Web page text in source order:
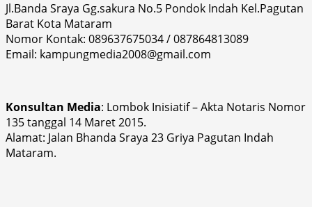
Jl.Banda Sraya Gg.sakura No.5 Pondok Indah Kel.Pagutan
Barat Kota Mataram
Nomor Kontak: 089637675034 / 087864813089
Email: kampungmedia2008@gmail.com
Konsultan Media: Lombok Inisiatif – Akta Notaris Nomor
135 tanggal 14 Maret 2015.
Alamat: Jalan Bhanda Sraya 23 Griya Pagutan Indah
Mataram.